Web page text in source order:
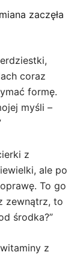
zaczęła
coraz
formę.
myśli –
z
ale po
To go
zewnątrz, to
środka?”
z